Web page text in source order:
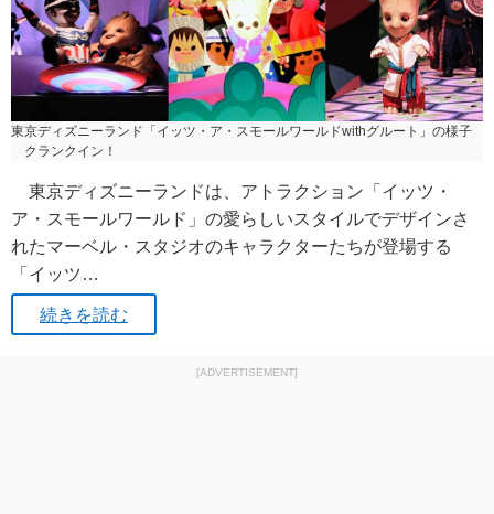
東京ディズニーランド「イッツ・ア・スモールワールドwithグルート」の様子
クランクイン！
東京ディズニーランドは、アトラクション「イッツ・
ア・スモールワールド」の愛らしいスタイルでデザインさ
れたマーベル・スタジオのキャラクターたちが登場する
「イッツ…
続きを読む
[ADVERTISEMENT]